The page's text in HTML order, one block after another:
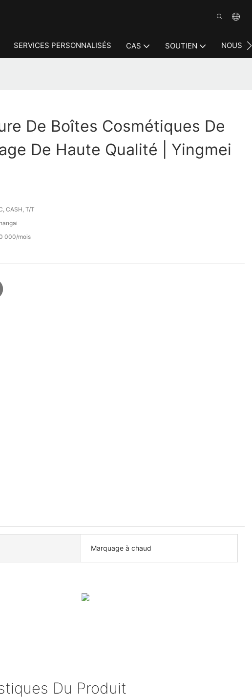
SERVICES PERSONNALISÉS CAS SOUTIEN NOUS
De Boîtes Cosmétiques De
De Haute Qualité | Yingmei
CASH, T/T
000/mois
Marquage à chaud
Du Produit